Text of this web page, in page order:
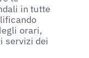
in tutte
orari,
servizi dei